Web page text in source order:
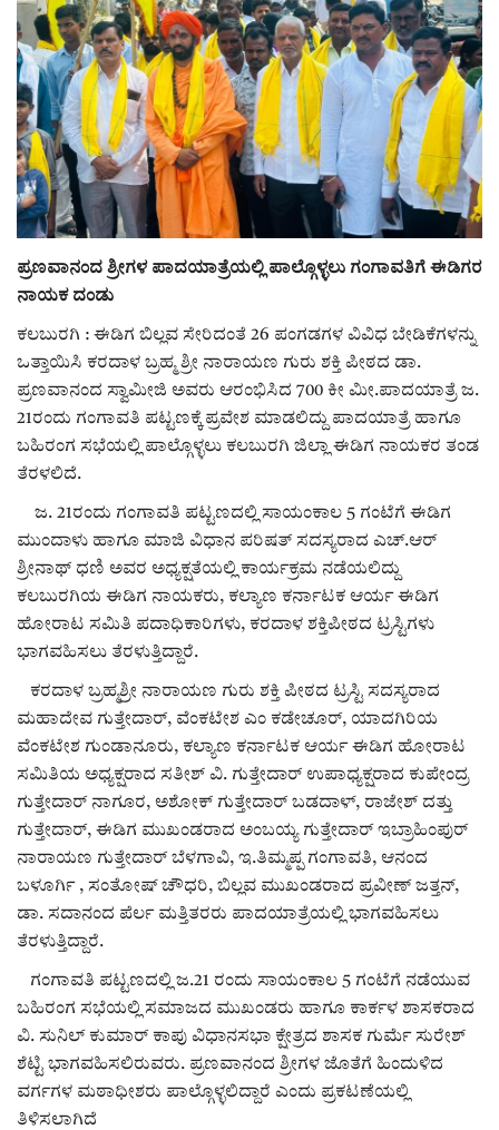
ರಾಜಕೀಯ
ಸುದ್ದಿ
e-paper (ಇ–ಪೇಪರ್‌)
ಪುಸ್ತಕ ಪರಿಚಯ
ಅಂಕಣ
ಸಾಧಕರ ಪರಿಚಯ
ಪತ್ರಕರ್ತರ ಪರಿಚಯ
ಸಂಪಾದಕೀಯ
ಕವನ
Digital Subscription
ಪ್ರಣವಾನಂದ ಶ್ರೀಗಳ ಪಾದಯಾತ್ರೆಯಲ್ಲಿ ಪಾಲ್ಗೊಳ್ಳಲು ಗಂಗಾವತಿಗೆ ಈಡಿಗರ
ನಾಯಕ ದಂಡು
ಕಲಬುರಗಿ : ಈಡಿಗ ಬಿಲ್ಲವ ಸೇರಿದಂತೆ 26 ಪಂಗಡಗಳ ವಿವಿಧ ಬೇಡಿಕೆಗಳನ್ನು
ಒತ್ತಾಯಿಸಿ ಕರದಾಳ ಬ್ರಹ್ಮ ಶ್ರೀ ನಾರಾಯಣ ಗುರು ಶಕ್ತಿ ಪೀಠದ ಡಾ.
ಪ್ರಣವಾನಂದ ಸ್ವಾಮೀಜಿ ಅವರು ಆರಂಭಿಸಿದ 700 ಕೀ ಮೀ.ಪಾದಯಾತ್ರೆ ಜ.
21ರಂದು ಗಂಗಾವತಿ ಪಟ್ಟಣಕ್ಕೆ ಪ್ರವೇಶ ಮಾಡಲಿದ್ದು ಪಾದಯಾತ್ರೆ ಹಾಗೂ
ಬಹಿರಂಗ ಸಭೆಯಲ್ಲಿ ಪಾಲ್ಗೊಳ್ಳಲು ಕಲಬುರಗಿ ಜಿಲ್ಲಾ ಈಡಿಗ ನಾಯಕರ ತಂಡ
ತೆರಳಲಿದೆ.
ಜ. 21ರಂದು ಗಂಗಾವತಿ ಪಟ್ಟಣದಲ್ಲಿ ಸಾಯಂಕಾಲ 5 ಗಂಟೆಗೆ ಈಡಿಗ
ಮುಂದಾಳು ಹಾಗೂ ಮಾಜಿ ವಿಧಾನ ಪರಿಷತ್ ಸದಸ್ಯರಾದ ಎಚ್.ಆರ್
ಶ್ರೀನಾಥ್ ಧಣಿ ಅವರ ಅಧ್ಯಕ್ಷತೆಯಲ್ಲಿ ಕಾರ್ಯಕ್ರಮ ನಡೆಯಲಿದ್ದು
ಕಲಬುರಗಿಯ ಈಡಿಗ ನಾಯಕರು, ಕಲ್ಯಾಣ ಕರ್ನಾಟಕ ಆರ್ಯ ಈಡಿಗ
ಹೋರಾಟ ಸಮಿತಿ ಪದಾಧಿಕಾರಿಗಳು, ಕರದಾಳ ಶಕ್ತಿಪೀಠದ ಟ್ರಸ್ಟಿಗಳು
ಭಾಗವಹಿಸಲು ತೆರಳುತ್ತಿದ್ದಾರೆ.
ಕರದಾಳ ಬ್ರಹ್ಮಶ್ರೀ ನಾರಾಯಣ ಗುರು ಶಕ್ತಿ ಪೀಠದ ಟ್ರಸ್ಟಿ ಸದಸ್ಯರಾದ
ಮಹಾದೇವ ಗುತ್ತೇದಾರ್, ವೆಂಕಟೇಶ ಎಂ ಕಡೇಚೂರ್, ಯಾದಗಿರಿಯ
ವೆಂಕಟೇಶ ಗುಂಡಾನೂರು, ಕಲ್ಯಾಣ ಕರ್ನಾಟಕ ಆರ್ಯ ಈಡಿಗ ಹೋರಾಟ
ಸಮಿತಿಯ ಅಧ್ಯಕ್ಷರಾದ ಸತೀಶ್ ವಿ. ಗುತ್ತೇದಾರ್ ಉಪಾಧ್ಯಕ್ಷರಾದ ಕುಪೇಂದ್ರ
ಗುತ್ತೇದಾರ್ ನಾಗೂರ, ಅಶೋಕ್ ಗುತ್ತೇದಾರ್ ಬಡದಾಳ್, ರಾಜೇಶ್ ದತ್ತು
ಗುತ್ತೇದಾರ್, ಈಡಿಗ ಮುಖಂಡರಾದ ಅಂಬಯ್ಯ ಗುತ್ತೇದಾರ್ ಇಬ್ರಾಹಿಂಪುರ್
ನಾರಾಯಣ ಗುತ್ತೇದಾರ್ ಬೆಳಗಾವಿ, ಇ.ತಿಮ್ಮಪ್ಪ ಗಂಗಾವತಿ, ಆನಂದ
ಬಳೂರ್ಗಿ , ಸಂತೋಷ್ ಚೌಧರಿ, ಬಿಲ್ಲವ ಮುಖಂಡರಾದ ಪ್ರವೀಣ್ ಜತ್ತನ್,
ಡಾ. ಸದಾನಂದ ಪೆರ್ಲ ಮತ್ತಿತರರು ಪಾದಯಾತ್ರೆಯಲ್ಲಿ ಭಾಗವಹಿಸಲು
ತೆರಳುತ್ತಿದ್ದಾರೆ.
ಗಂಗಾವತಿ ಪಟ್ಟಣದಲ್ಲಿ ಜ.21 ರಂದು ಸಾಯಂಕಾಲ 5 ಗಂಟೆಗೆ ನಡೆಯುವ
ಬಹಿರಂಗ ಸಭೆಯಲ್ಲಿ ಸಮಾಜದ ಮುಖಂಡರು ಹಾಗೂ ಕಾರ್ಕಳ ಶಾಸಕರಾದ
ವಿ. ಸುನಿಲ್ ಕುಮಾರ್ ಕಾಪು ವಿಧಾನಸಭಾ ಕ್ಷೇತ್ರದ ಶಾಸಕ ಗುರ್ಮೆ ಸುರೇಶ್
ಶೆಟ್ಟಿ ಭಾಗವಹಿಸಲಿರುವರು. ಪ್ರಣವಾನಂದ ಶ್ರೀಗಳ ಜೊತೆಗೆ ಹಿಂದುಳಿದ
ವರ್ಗಗಳ ಮಠಾಧೀಶರು ಪಾಲ್ಗೊಳ್ಳಲಿದ್ದಾರೆ ಎಂದು ಪ್ರಕಟಣೆಯಲ್ಲಿ
ತಿಳಿಸಲಾಗಿದೆ